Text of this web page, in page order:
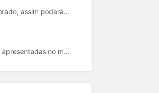
assim poderá...
no m...